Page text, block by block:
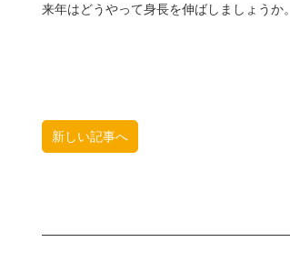
来年はどうやって身長を伸ばしましょうか。
新しい記事へ